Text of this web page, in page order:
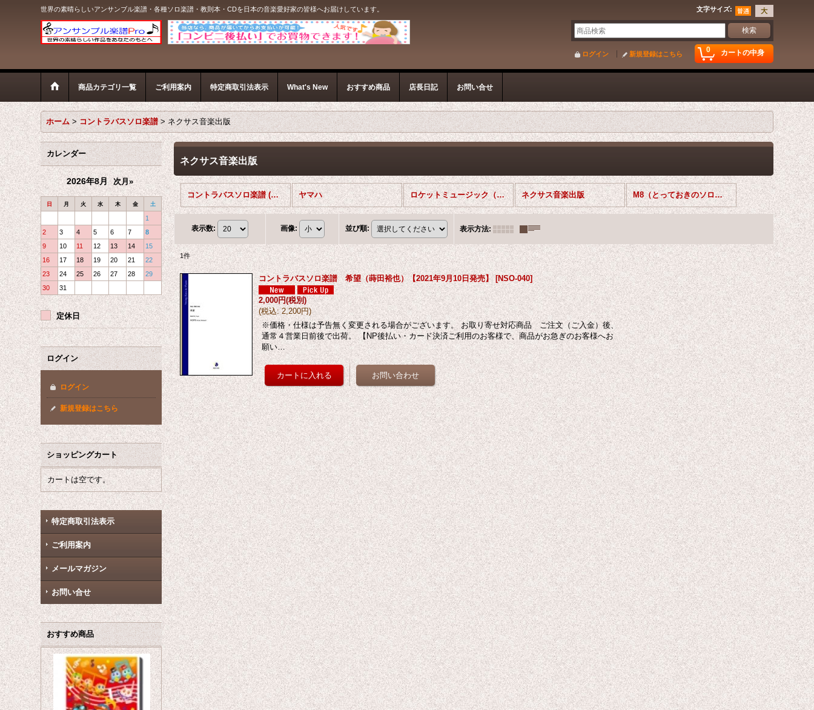
世界の素晴らしいアンサンブル楽譜・各種ソロ楽譜・教則本・CDを日本の音楽愛好家の皆様へお届けしています。 文字サイズ:
0 カートの中身
ログイン 新規登録はこちら
商品カテゴリ一覧 ご利用案内 特定商取引法表示 What's New おすすめ商品 店長日記 お問い合せ
ホーム > コントラバスソロ楽譜 > ネクサス音楽出版
カレンダー
2026年8月 次月»
日 月 火 水 木 金 土
1
2
3 4 5 6 7
8
9
10 11 12 13 14
15
16
17 18 19 20 21
22
23
24 25 26 27 28
29
30
31
定休日
ログイン
ログイン
新規登録はこちら
ショッピングカート
カートは空です。
特定商取引法表示
ご利用案内
メールマガジン
お問い合せ
おすすめ商品
ネクサス音楽出版
コントラバスソロ楽譜 (全商品) ヤマハ ロケットミュージック（ソロコンテスト・レパートリー） ネクサス音楽出版 M8（とっておきのソロシリーズ）
表示数: 画像: 並び順: 表示方法:
1件
コントラバスソロ楽譜 希望（蒔田裕也）【2021年9月10日発売】 [NSO-040]
2,000円(税別)
(税込: 2,200円)
※価格・仕様は予告無く変更される場合がございます。 お取り寄せ対応商品 ご注文（ご入金）後、
通常４営業日前後で出荷。 【NP後払い・カード決済ご利用のお客様で、商品がお急ぎのお客様へお
願い…